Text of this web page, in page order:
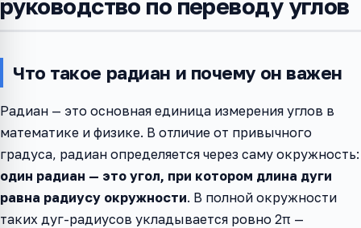
руководство по переводу углов
Что такое радиан и почему он важен
Радиан — это основная единица измерения углов в
математике и физике. В отличие от привычного
градуса, радиан определяется через саму окружность:
один радиан — это угол, при котором длина дуги
равна радиусу окружности. В полной окружности
таких дуг-радиусов укладывается ровно 2π —